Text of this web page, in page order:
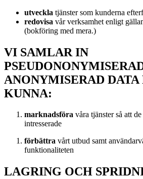
utveckla tjänster som kunderna
redovisa vår verksamhet enligt
(bokföring med mera.)
VI SAMLAR IN
ANONYMISERAD DATA
KUNNA:
marknadsföra våra tjänster så att
intresserade
förbättra vårt utbud samt
funktionaliteten
LAGRING OCH